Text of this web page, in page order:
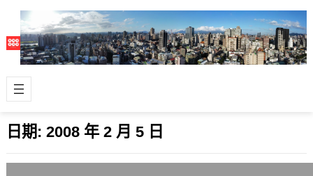
日期: 2008 年 2 月 5 日